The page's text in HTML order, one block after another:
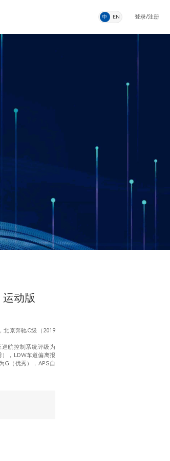
中 EN 登录/注册
动版
北京奔驰C级（2019
航控制系统评级为
，LDW车道偏离报
G（优秀），APS自